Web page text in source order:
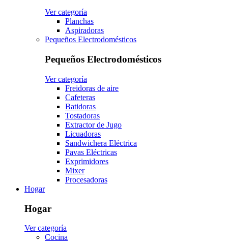
Ver categoría
Planchas
Aspiradoras
Pequeños Electrodomésticos
Pequeños Electrodomésticos
Ver categoría
Freidoras de aire
Cafeteras
Batidoras
Tostadoras
Extractor de Jugo
Licuadoras
Sandwichera Eléctrica
Pavas Eléctricas
Exprimidores
Mixer
Procesadoras
Hogar
Hogar
Ver categoría
Cocina